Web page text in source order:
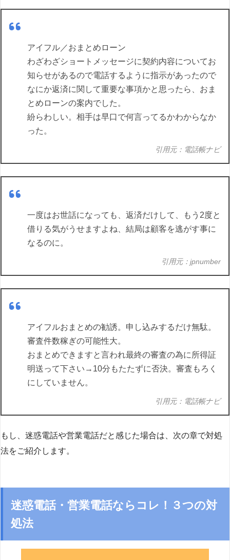
アイフル／おまとめローン
わざわざショートメッセージに契約内容についてお
知らせがあるので電話するように指示があったので
なにか返済に関して重要な事項かと思ったら、おま
とめローンの案内でした。
紛らわしい。相手は早口で何言ってるかわからなか
った。
引用元：電話帳ナビ
一度はお世話になっても、返済だけして、もう2度と
借りる気がうせますよね、結局は顧客を逃がす事に
なるのに。
引用元：jpnumber
アイフルおまとめの勧誘。申し込みするだけ無駄。
審査件数稼ぎの可能性大。
おまとめできますと言われ最終の審査の為に所得証
明送って下さい→10分もたたずに否決。審査もろく
にしていません。
引用元：電話帳ナビ
もし、迷惑電話や営業電話だと感じた場合は、次の章で対処
法をご紹介します。
迷惑電話・営業電話ならコレ！３つの対
処法